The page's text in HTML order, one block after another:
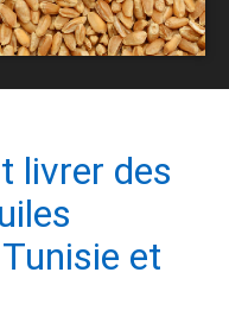
livrer des
et